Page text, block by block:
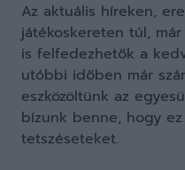
Az aktuális híreken,
játékoskereten túl,
is felfedezhetők a
utóbbi időben már
eszközöltünk az
bízunk benne, hogy
tetszéseteket.